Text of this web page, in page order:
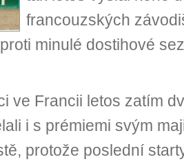
francouzských
minulé dostihové
ve Francii letos zatím
i s prémiemi svým
protože poslední